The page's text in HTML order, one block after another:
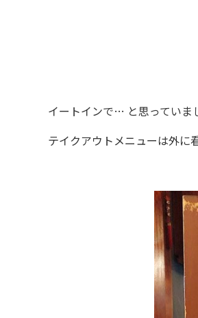
イートインで… と思っていま
テイクアウトメニューは外に